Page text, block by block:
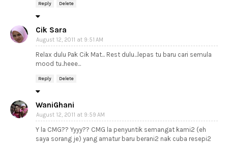
Reply Delete
Cik Sara
August 12, 2011 at 9:51 AM
Relax dulu Pak Cik Mat... Rest dulu...lepas tu baru cari semula
mood tu..heee...
Reply Delete
WaniGhani
August 12, 2011 at 9:59 AM
Y la CMG?? Yyyy?? CMG la penyuntik semangat kami2 (eh
saya sorang je) yang amatur baru berani2 nak cuba resepi2